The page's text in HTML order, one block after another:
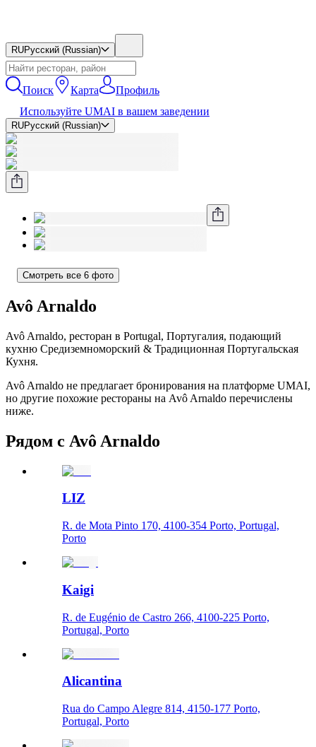
RUРусский (Russian)
Поиск Карта
Профиль
Используйте UMAI в вашем заведении
RUРусский (Russian)
Смотреть все 6 фото
Avô Arnaldo
Avô Arnaldo, ресторан в Portugal, Португалия, подающий
кухню Средиземноморский & Традиционная Португальская
Кухня.
Avô Arnaldo не предлагает бронирования на платформе UMAI,
но другие похожие рестораны на Avô Arnaldo перечислены
ниже.
Рядом с Avô Arnaldo
LIZ
R. de Mota Pinto 170, 4100-354 Porto, Portugal,
Porto
Kaigi
R. de Eugénio de Castro 266, 4100-225 Porto,
Portugal, Porto
Alicantina
Rua do Campo Alegre 814, 4150-177 Porto,
Portugal, Porto